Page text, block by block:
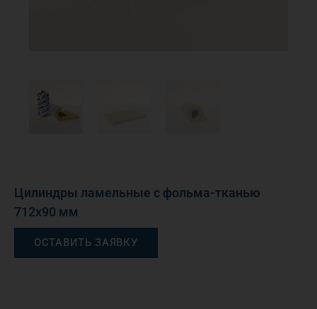
Цилиндры ламельные с фольма-тканью
712х90 мм
ОСТАВИТЬ ЗАЯВКУ